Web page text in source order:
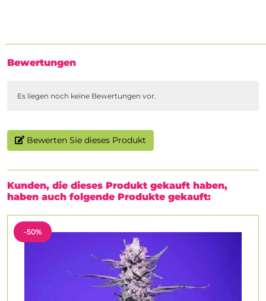
Bewertungen
Es liegen noch keine Bewertungen vor.
Bewerten Sie dieses Produkt
Kunden, die dieses Produkt gekauft haben,
haben auch folgende Produkte gekauft:
-50%